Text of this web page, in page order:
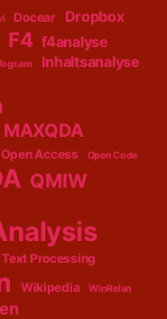
Docear
Dropbox
F4 f4analyse
Inhaltsanalyse
MAXQDA
Open Access Open Code
QMIW
Text Processing
Wikipedia WinRelan